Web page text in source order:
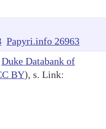
Papyri.info 26963
Duke Databank of
BY), s. Link: